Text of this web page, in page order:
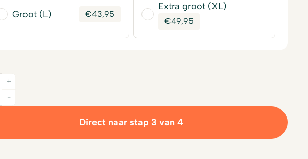
Groot (L) €43,95
Extra groot (XL)
€49,95
Quantity
-
+
Direct naar stap 3 van 4